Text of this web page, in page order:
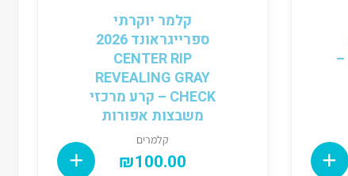
CREAM SPACE DRIP –
קלמר יוקרתי
ספרייגראונד 2026
CENTER RIP
REVEALING GRAY
CHECK – קרע מרכזי
משבצות אפורות
קלמרים
₪100.00